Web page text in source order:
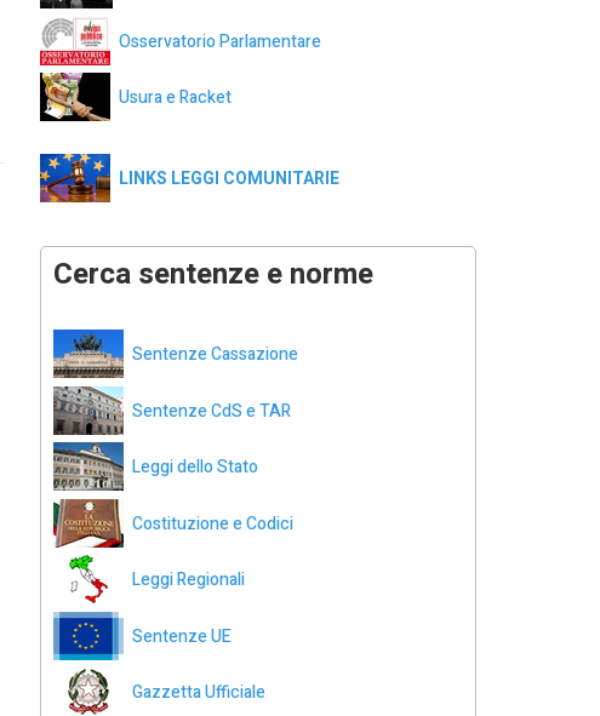
Osservatorio Parlamentare
Usura e Racket
LINKS LEGGI COMUNITARIE
Cerca sentenze e norme
Sentenze Cassazione
Sentenze CdS e TAR
Leggi dello Stato
Costituzione e Codici
Leggi Regionali
Sentenze UE
Gazzetta Ufficiale